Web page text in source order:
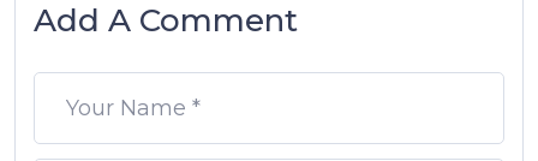
Add A Comment